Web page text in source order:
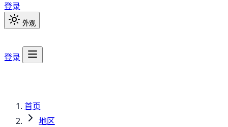
登录
外观
登录
首页
地区